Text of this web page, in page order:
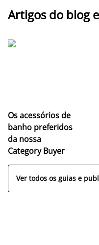
Artigos do blog
Os acessórios de
banho preferidos
da nossa
Category Buyer
Ver todos os guias e